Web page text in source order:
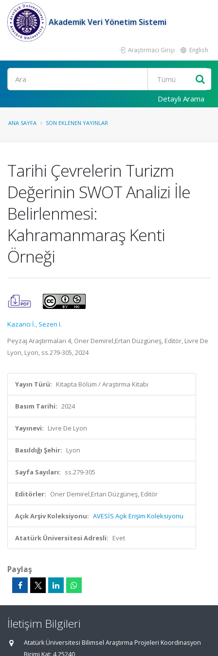
Akademik Veri Yönetim Sistemi
Araştırmacı Girişi English
Ara
Detaylı Arama
ANA SAYFA SON EKLENEN YAYINLAR
Tarihi Çevrelerin Turizm
Değerinin SWOT Analizi İle
Belirlenmesi:
Kahramanmaraş Kenti
Örneği
Kazancı İ., Sezen I.
Peyzaj Araştırmaları 4, Öner Demirel,Ertan Düzgüneş, Editör, Livre De
Lyon, Lyon, ss.279-305, 2024
Yayın Türü: Kitapta Bölüm / Araştırma Kitabı
Basım Tarihi: 2024
Yayınevi: Livre De Lyon
Basıldığı Şehir: Lyon
Sayfa Sayıları: ss.279-305
Editörler: Öner Demirel,Ertan Düzgüneş, Editör
Açık Arşiv Koleksiyonu: AVESİS Açık Erişim Koleksiyonu
Atatürk Üniversitesi Adresli: Evet
Paylaş
İletişim Bilgileri
Atatürk Üniversitesi Bilimsel Araştırma Projeleri Koordinasyon
Birimi Kat: 4 25240